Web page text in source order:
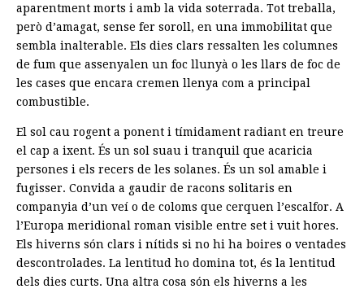
aparentment morts i amb la vida soterrada. Tot treballa,
però d’amagat, sense fer soroll, en una immobilitat que
sembla inalterable. Els dies clars ressalten les columnes
de fum que assenyalen un foc llunyà o les llars de foc de
les cases que encara cremen llenya com a principal
combustible.
El sol cau rogent a ponent i tímidament radiant en treure
el cap a ixent. És un sol suau i tranquil que acaricia
persones i els recers de les solanes. És un sol amable i
fugisser. Convida a gaudir de racons solitaris en
companyia d’un veí o de coloms que cerquen l’escalfor. A
l’Europa meridional roman visible entre set i vuit hores.
Els hiverns són clars i nítids si no hi ha boires o ventades
descontrolades. La lentitud ho domina tot, és la lentitud
dels dies curts. Una altra cosa són els hiverns a les